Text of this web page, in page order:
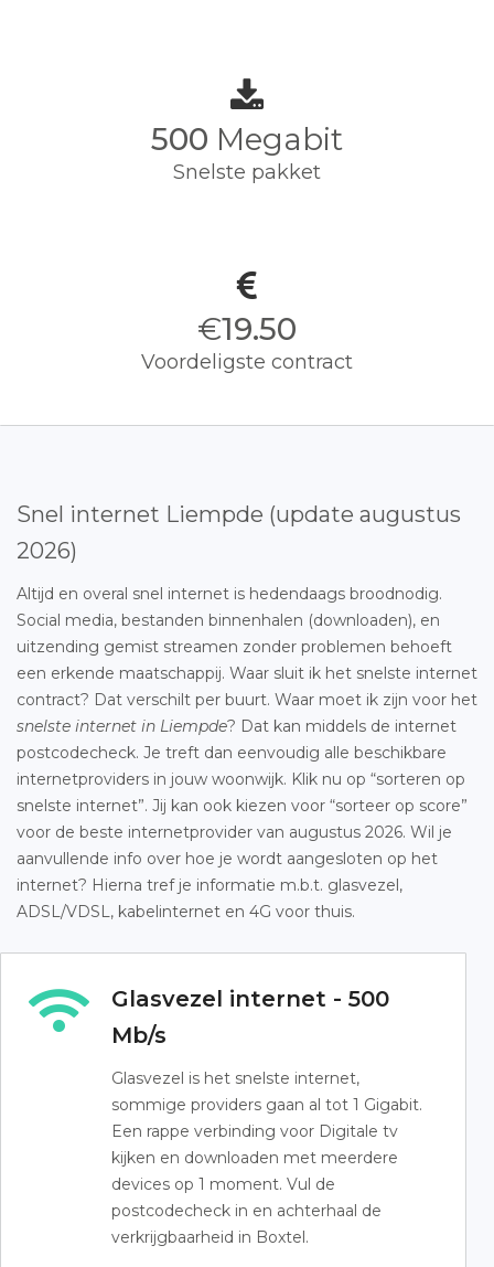
500 Megabit
Snelste pakket
€19.50
Voordeligste contract
Snel internet Liempde (update augustus
2026)
Altijd en overal snel internet is hedendaags broodnodig.
Social media, bestanden binnenhalen (downloaden), en
uitzending gemist streamen zonder problemen behoeft
een erkende maatschappij. Waar sluit ik het snelste internet
contract? Dat verschilt per buurt. Waar moet ik zijn voor het
snelste internet in Liempde? Dat kan middels de internet
postcodecheck. Je treft dan eenvoudig alle beschikbare
internetproviders in jouw woonwijk. Klik nu op “sorteren op
snelste internet”. Jij kan ook kiezen voor “sorteer op score”
voor de beste internetprovider van augustus 2026. Wil je
aanvullende info over hoe je wordt aangesloten op het
internet? Hierna tref je informatie m.b.t. glasvezel,
ADSL/VDSL, kabelinternet en 4G voor thuis.
Glasvezel internet - 500
Mb/s
Glasvezel is het snelste internet,
sommige providers gaan al tot 1 Gigabit.
Een rappe verbinding voor Digitale tv
kijken en downloaden met meerdere
devices op 1 moment. Vul de
postcodecheck in en achterhaal de
verkrijgbaarheid in Boxtel.